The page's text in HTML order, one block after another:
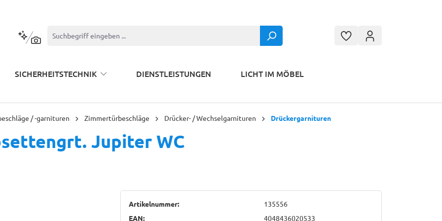
Kontextbasierte Suche
SICHERHEITSTECHNIK DIENSTLEISTUNGEN
LICHT IM MÖBEL
/ -garnituren Zimmertürbeschläge Drücker- / Wechselgarnituren Drückergarnituren
Jupiter WC
Artikelnummer:
135556
EAN:
4048436020533